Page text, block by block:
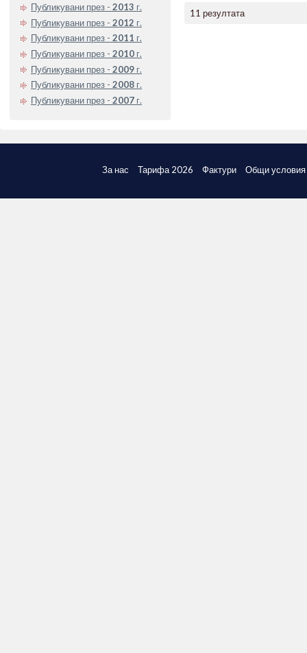
Публикувани през - 2013 г.
Публикувани през - 2012 г.
Публикувани през - 2011 г.
Публикувани през - 2010 г.
Публикувани през - 2009 г.
Публикувани през - 2008 г.
Публикувани през - 2007 г.
11 резултата
За нас Тарифа 2026 Фактури Общи условия